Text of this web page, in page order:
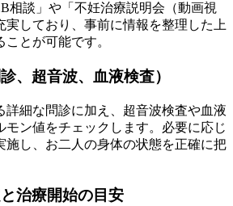
相談」や「不妊治療説明会（動画視
実しており、事前に情報を整理した上
とが可能です。
、超音波、血液検査）
詳細な問診に加え、超音波検査や血液
モン値をチェックします。必要に応じ
施し、お二人の身体の状態を正確に把
治療開始の目安